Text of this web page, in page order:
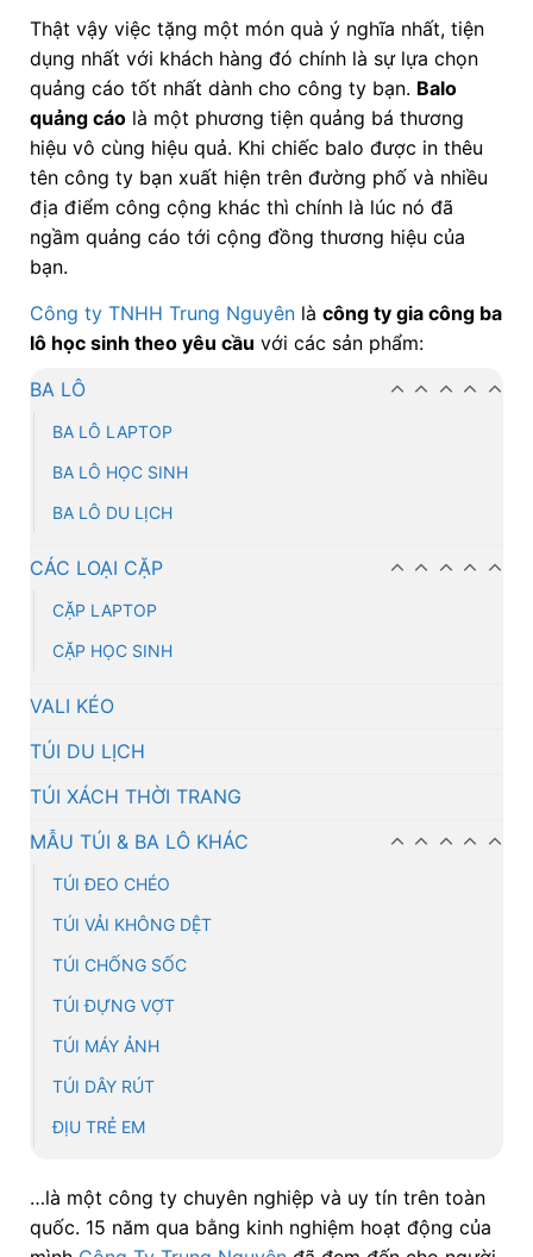
Thật vậy việc tặng một món quà ý nghĩa nhất, tiện
dụng nhất với khách hàng đó chính là sự lựa chọn
quảng cáo tốt nhất dành cho công ty bạn. Balo
quảng cáolà một phương tiện quảng bá thương
hiệu vô cùng hiệu quả. Khi chiếc balo được in thêu
tên công ty bạn xuất hiện trên đường phố và nhiều
địa điểm công cộng khác thì chính là lúc nó đã
ngầm quảng cáo tới cộng đồng thương hiệu của
bạn.
Công ty TNHH Trung Nguyênlà công ty gia công ba
lô học sinh theo yêu cầu với các sản phẩm:
BA LÔ
BA LÔ LAPTOP
BA LÔ HỌC SINH
BA LÔ DU LỊCH
CÁC LOẠI CẶP
CẶP LAPTOP
CẶP HỌC SINH
VALI KÉO
TÚI DU LỊCH
TÚI XÁCH THỜI TRANG
MẪU TÚI & BA LÔ KHÁC
TÚI ĐEO CHÉO
TÚI VẢI KHÔNG DỆT
TÚI CHỐNG SỐC
TÚI ĐỰNG VỢT
TÚI MÁY ẢNH
TÚI DÂY RÚT
ĐỊU TRẺ EM
…là một công ty chuyên nghiệp và uy tín trên toàn
quốc. 15 năm qua bằng kinh nghiệm hoạt động của